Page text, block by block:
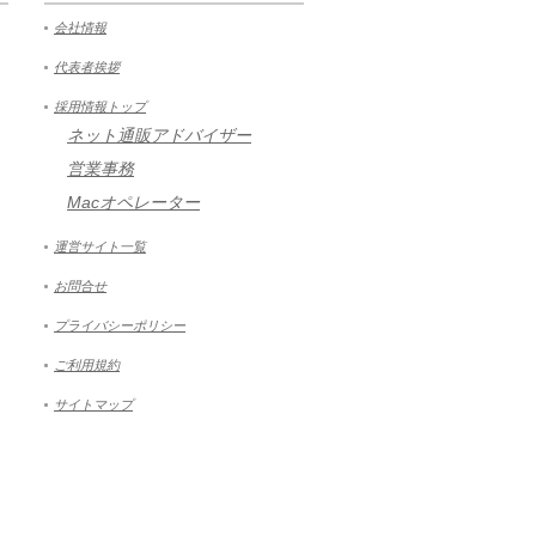
会社情報
代表者挨拶
採用情報トップ
ネット通販アドバイザー
営業事務
Macオペレーター
運営サイト一覧
お問合せ
プライバシーポリシー
ご利用規約
サイトマップ